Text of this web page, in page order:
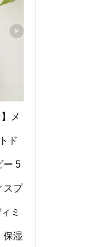
メ
ド
ー 5
スプ
ミ
保湿